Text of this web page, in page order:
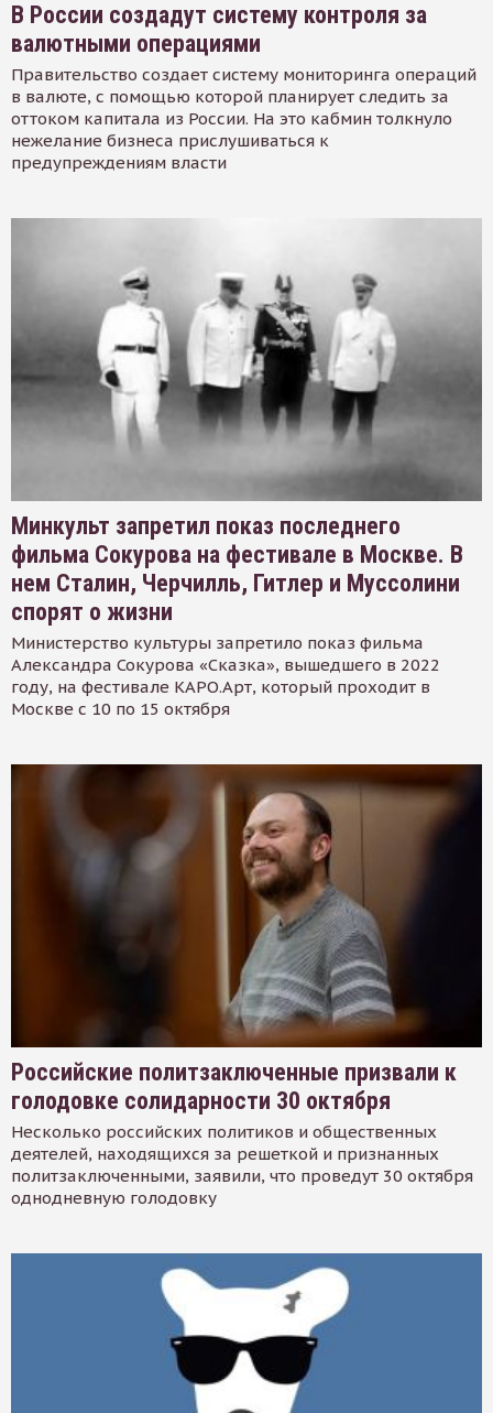
В России создадут систему контроля за
валютными операциями
Правительство создает систему мониторинга операций
в валюте, с помощью которой планирует следить за
оттоком капитала из России. На это кабмин толкнуло
нежелание бизнеса прислушиваться к
предупреждениям власти
Минкульт запретил показ последнего
фильма Сокурова на фестивале в Москве. В
нем Сталин, Черчилль, Гитлер и Муссолини
спорят о жизни
Министерство культуры запретило показ фильма
Александра Сокурова «Сказка», вышедшего в 2022
году, на фестивале КАРО.Арт, который проходит в
Москве с 10 по 15 октября
Российские политзаключенные призвали к
голодовке солидарности 30 октября
Несколько российских политиков и общественных
деятелей, находящихся за решеткой и признанных
политзаключенными, заявили, что проведут 30 октября
однодневную голодовку